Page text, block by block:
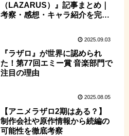
（LAZARUS）』記事まとめ｜
考察・感想・キャラ紹介を完全
2025.09.03
『ラザロ』が世界に認められ
た！第77回エミー賞 音楽部門で
注目の理由
2025.08.05
【アニメラザロ2期はある？】
制作会社や原作情報から続編の
可能性を徹底考察